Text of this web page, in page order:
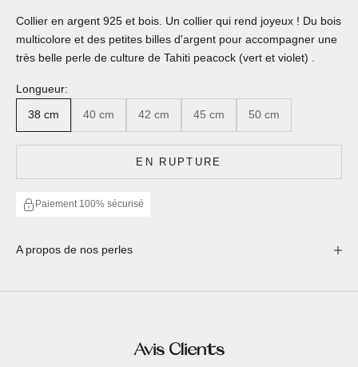
Collier en argent 925 et bois. Un collier qui rend joyeux ! Du bois
multicolore et des petites billes d'argent pour accompagner une
très belle perle de culture de Tahiti peacock (vert et violet) .
Longueur:
38 cm 40 cm 42 cm 45 cm 50 cm
EN RUPTURE
Paiement 100% sécurisé
A propos de nos perles
Avis Clients